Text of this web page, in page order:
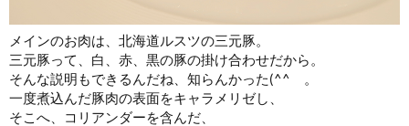
メインのお肉は、北海道ルスツの三元豚。
三元豚って、白、赤、黒の豚の掛け合わせだから。
そんな説明もできるんだね、知らんかった(^^ゞ。
一度煮込んだ豚肉の表面をキャラメリゼし、
そこへ、コリアンダーを含んだ、